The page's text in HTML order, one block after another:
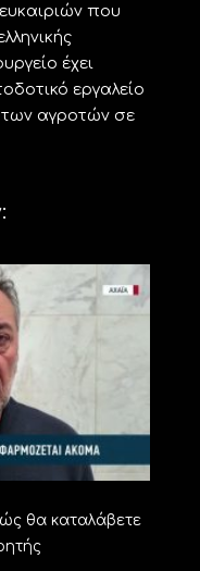
που
έχει
εργαλείο
των αγροτών σε
θα καταλάβετε